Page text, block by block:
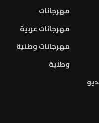
مهرجانات
مهرجانات عربية
مهرجانات وطنية
وطنية